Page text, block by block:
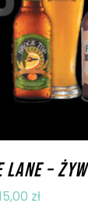
LANE –
zł